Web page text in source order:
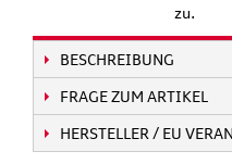
zu.
BESCHREIBUNG
FRAGE ZUM ARTIKEL
HERSTELLER / EU